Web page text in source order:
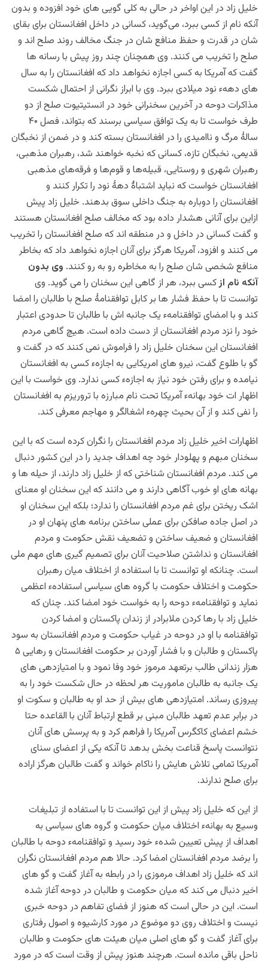
خلیل زاد در این اواخر در حالی به کلی گویی های خود افزوده و بدون
آنکه نام از کسی ببرد، می‌گوید، کسانی در داخل افغانستان برای بقای
شان در قدرت و حفظ منافع شان در جنگ مخالف روند صلح اند و
صلح را تخریب می کنند. وی همچنان چند روز پیش با رسانه ها
گفت که آمریکا به کسی اجازه نخواهد داد که افغانستان را به سال
های دههء نود میلادی ببرد. وی با ابراز نگرانی از احتمال شکست
مذاکرات دوحه در آخرین سخنرانی خود در انستیتیوت صلح از دو
طرف خواست تا به یک توافق سیاسی برسند که بتواند، فصل ۴۰
سالۀ مرگ و ناامیدی را در افغانستان بسته کند و در ضمن از نخبگان
قدیمی، نخبگان تازه، کسانی که نخبه خواهند شد، رهبران مذهبی،
رهبران شهری و روستایی، قبیله‌‌‎ها و قوم‌ها و فرقه‌‌های مذهبی
افغانستان خواست که نباید اشتباۀ دهۀ نود را تکرار کنند و
افغانستان را دوباره به جنگ داخلی سوق بدهند. خلیل زاد پیش
ازاین برای آنانی هشدار داده بود که مخالف صلح افغانستان هستند
و گفت کسانی در داخل و در منطقه اند که صلح افغانستان را تخریب
می کنند و افزود، آمریکا هرگز برای آنان اجازه نخواهد داد که بخاطر
منافع شخصی شان صلح را به مخاطره رو به رو کنند. وی بدون
آنکه نام ازکسی ببرد، هر از گاهی این سخنان را می گوید. وی
توانست تا با حفظ فشار ها بر کابل توافقنامۀ صلح با طالبان را امضا
کند و با امضای توافقنامهء یک جانبه اش با طالبان تا حدودی اعتبار
خود را نزد مردم افغانستان از دست داده است. هیچ گاهی مردم
افغانستان این سخنان خلیل زاد را فراموش نمی کنند که در گفت و
گو با طلوع گفت، نیرو های امریکایی به اجازهء کسی به افغانستان
نیامده و برای رفتن خود نیاز به اجازهء کسی ندارد. وی خواست با این
اظهار ات خود بهانهء آمریکا تحت نام مبارزه با تروریزم به افغانستان
را نفی کند و از آن بحیث چهرهء اشغالگر و مهاجم معرفی کند.
اظهارات اخیر خلیل زاد مردم افغانستان را نگران کرده است که با این
سخنان مبهم و پهلودار خود چه اهداف جدید را در این کشور دنبال
می کند. مردم افغانستان شناختی که از خلیل زاد دارند، از حیله ها و
بهانه های او خوب آگاهی دارند و می دانند که این سخنان او معنای
اشک ریختن برای غم مردم افغانستان را ندارد؛ بلکه این سخنان او
در اصل جاده صافکن برای عملی ساختن برنامه های پنهان او در
افغانستان و ضعیف ساختن و تضعیف نقش حکومت و مردم
افغانستان و نداشتن صلاحیت آنان برای تصمیم گیری های مهم ملی
است. چنانکه او توانست تا با استفاده از اختلاف میان رهبران
حکومت و اختلاف حکومت با گروه های سیاسی استفادهء اعظمی
نماید و توافقنامهء دوحه را به خواست خود امضا کند. چنان که
خلیل زاد با رها کردن ملابرادر از زندان پاکستان و امضا کردن
توافقنامه با او در دوحه در غیاب حکومت و مردم افغانستان به سود
پاکستان و طالبان و با فشار آوردن بر حکومت افغانستان و رهایی ۵
هزار زندانی طالب برتعهد مرموز خود وفا نمود و با امتیازدهی های
یک جانبه به طالبان ماموریت هر لحظه در حال شکست خود را به
پیروزی رساند. امتیازدهی های بیش از حد او به طالبان و سکوت او
در برابر عدم تعهد طالبان مبنی بر قطع ارتباط آنان با القاعده حتا
خشم اعضای کاکگرس آمریکا را فراهم کرد و به پرسش های آنان
نتوانست پاسخ قناعت بخش بدهد تا آنکه یکی از اعضای سنای
آمریکا تمامی تلاش هایش را ناکام خواند و گفت طالبان هرگز اراده
برای صلح ندارند.
از این که خلیل زاد پیش از این توانست تا با استفاده از تبلیغات
وسیع به بهانهء اختلاف میان حکومت و گروه های سیاسی به
اهداف از پیش تعیین شدهء خود رسید و توافقنامهء دوحه با طالبان
را برضد مردم افغانستان امضا کرد. حالا هم مردم افغانستان نگران
اند که خلیل زاد اهداف مرموزی را در رابطه به آغاز گفت و گو های
اخیر دنبال می کند که میان حکومت و طالبان در دوحه آغاز شده
است. این در حالی است که هنوز از فضای تفاهم در دوحه خبری
نیست و اختلاف روی دو موضوع در مورد کارشیوه و اصول رفتاری
برای آغاز گفت و گو های اصلی میان هیئت های حکومت و طالبان
ناحل باقی مانده است. هرچند هنوز پیش از وقت است که در مورد